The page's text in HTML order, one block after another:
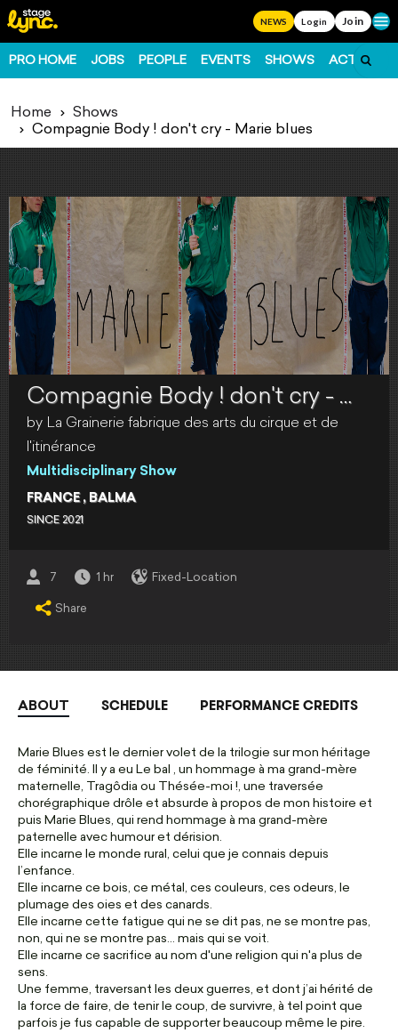
NEWS Login Join
PRO HOME JOBS PEOPLE EVENTS SHOWS ACTS
Home
Shows
Compagnie Body ! don't cry - Marie blues
Compagnie Body ! don't cry - Marie blues
by La Grainerie fabrique des arts du cirque et de
l'itinérance
Multidisciplinary Show
FRANCE, BALMA
SINCE 2021
7 1 hr Fixed-Location
Share
ABOUT SCHEDULE PERFORMANCE CREDITS
Marie Blues est le dernier volet de la trilogie sur mon héritage
de féminité. Il y a eu Le bal , un hommage à ma grand-mère
maternelle, Tragôdia ou Thésée-moi !, une traversée
chorégraphique drôle et absurde à propos de mon histoire et
puis Marie Blues, qui rend hommage à ma grand-mère
paternelle avec humour et dérision.
Elle incarne le monde rural, celui que je connais depuis
l’enfance.
Elle incarne ce bois, ce métal, ces couleurs, ces odeurs, le
plumage des oies et des canards.
Elle incarne cette fatigue qui ne se dit pas, ne se montre pas,
non, qui ne se montre pas... mais qui se voit.
Elle incarne ce sacrifice au nom d'une religion qui n'a plus de
sens.
Une femme, traversant les deux guerres, et dont j’ai hérité de
la force de faire, de tenir le coup, de survivre, à tel point que
parfois je fus capable de supporter beaucoup même le pire.